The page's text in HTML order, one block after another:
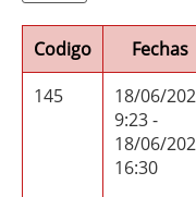
Codigo Fechas
145
18/06/
9:23 -
18/06/
16:30